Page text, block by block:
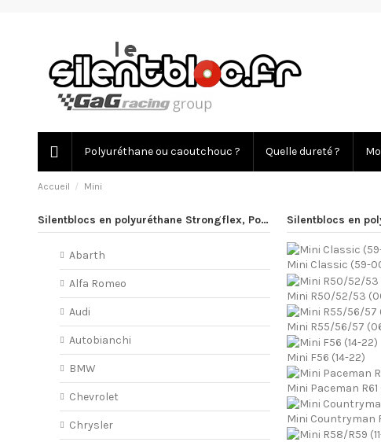
Polyuréthane ou caoutchouc ? Quelle dureté ?
Accueil Mini
Silentblocs en
Mini Classic (59-
Mini R50/52/53
Mini R55/56/57
Mini F56 (14-22)
Mini Paceman R61
Mini Countryman
Silentblocs en polyuréthane Strongflex, PowerFlex
Abarth
Alfa Romeo
Audi
Autobianchi
BMW
Chevrolet
Chrysler